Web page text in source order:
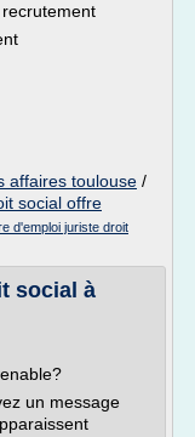
affaires toulouse /
social offre
d'emploi juriste droit
social à
un message